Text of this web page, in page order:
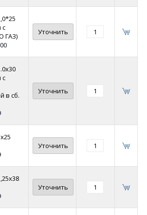
ГАЗ)
Уточнить
в сб.
Уточнить
Уточнить
Уточнить